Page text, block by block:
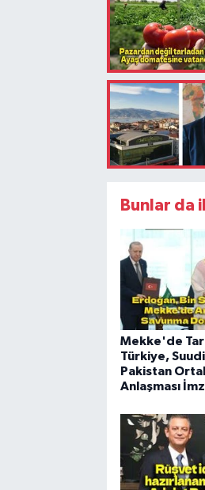
Bunlar da
Mekke'de
Türkiye,
Pakistan
Anlaşması